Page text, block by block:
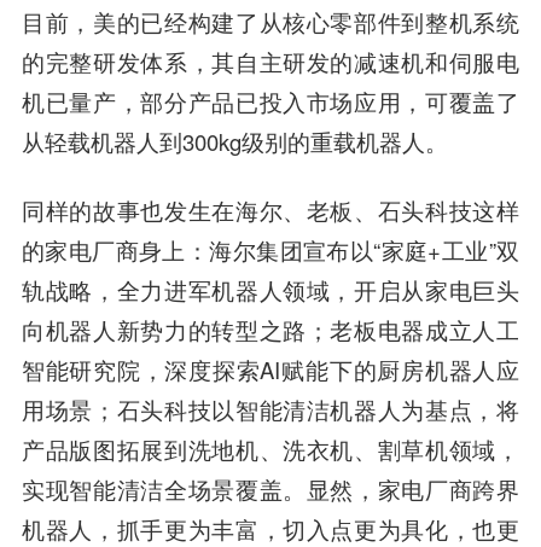
目前，美的已经构建了从核心零部件到整机系统
的完整研发体系，其自主研发的减速机和伺服电
机已量产，部分产品已投入市场应用，可覆盖了
从轻载机器人到300kg级别的重载机器人。
同样的故事也发生在海尔、老板、石头科技这样
的家电厂商身上：海尔集团宣布以“家庭+工业”双
轨战略，全力进军机器人领域，开启从家电巨头
向机器人新势力的转型之路；老板电器成立人工
智能研究院，深度探索AI赋能下的厨房机器人应
用场景；石头科技以智能清洁机器人为基点，将
产品版图拓展到洗地机、洗衣机、割草机领域，
实现智能清洁全场景覆盖。显然，家电厂商跨界
机器人，抓手更为丰富，切入点更为具化，也更